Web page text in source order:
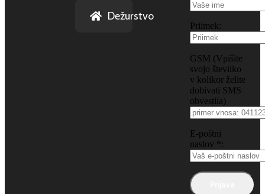
Dežurstvo
Priimek:
GSM (Vpišite
svojo številko
v kolikor želite
dobivati SMS
obvestila)
E-poštni
naslov *: